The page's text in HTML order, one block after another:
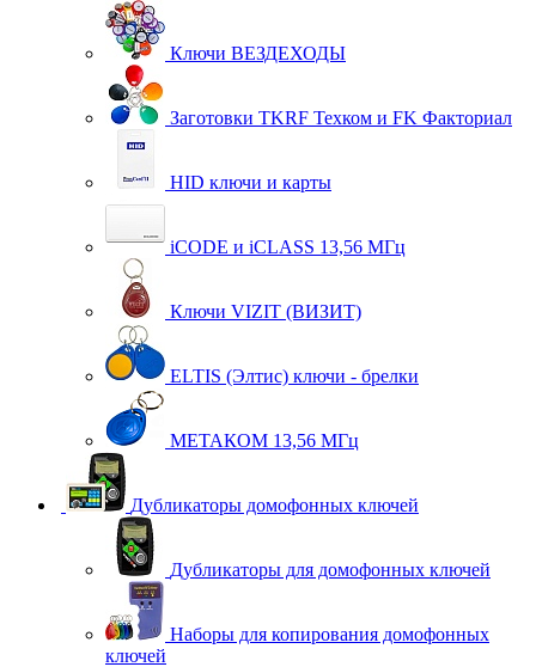
Ключи ВЕЗДЕХОДЫ
Заготовки TKRF Техком и FK Факториал
HID ключи и карты
iCODE и iCLASS 13,56 МГц
Ключи VIZIT (ВИЗИТ)
ELTIS (Элтис) ключи - брелки
МЕТАКОМ 13,56 МГц
Дубликаторы домофонных ключей
Дубликаторы для домофонных ключей
Наборы для копирования домофонных
ключей